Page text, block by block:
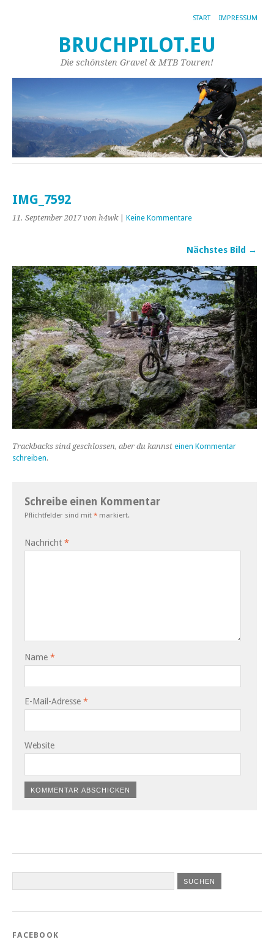
START IMPRESSUM
BRUCHPILOT.EU
Die schönsten Gravel & MTB Touren!
IMG_7592
11. September 2017 von h4wk| Keine Kommentare
Nächstes Bild →
Trackbacks sind geschlossen, aber du kannst einen Kommentar
schreiben.
Schreibe einen Kommentar
Pflichtfelder sind mit * markiert.
Nachricht *
Name *
E-Mail-Adresse *
Website
FACEBOOK